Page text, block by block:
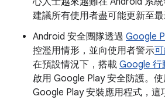
建議所有使用者盡可能更新至最
Android 安全團隊透過 Google
控濫用情形，並向使用者警示
在預設情況下，搭載 Google 行
啟用 Google Play 安全防護。
Google Play 安裝應用程式，這